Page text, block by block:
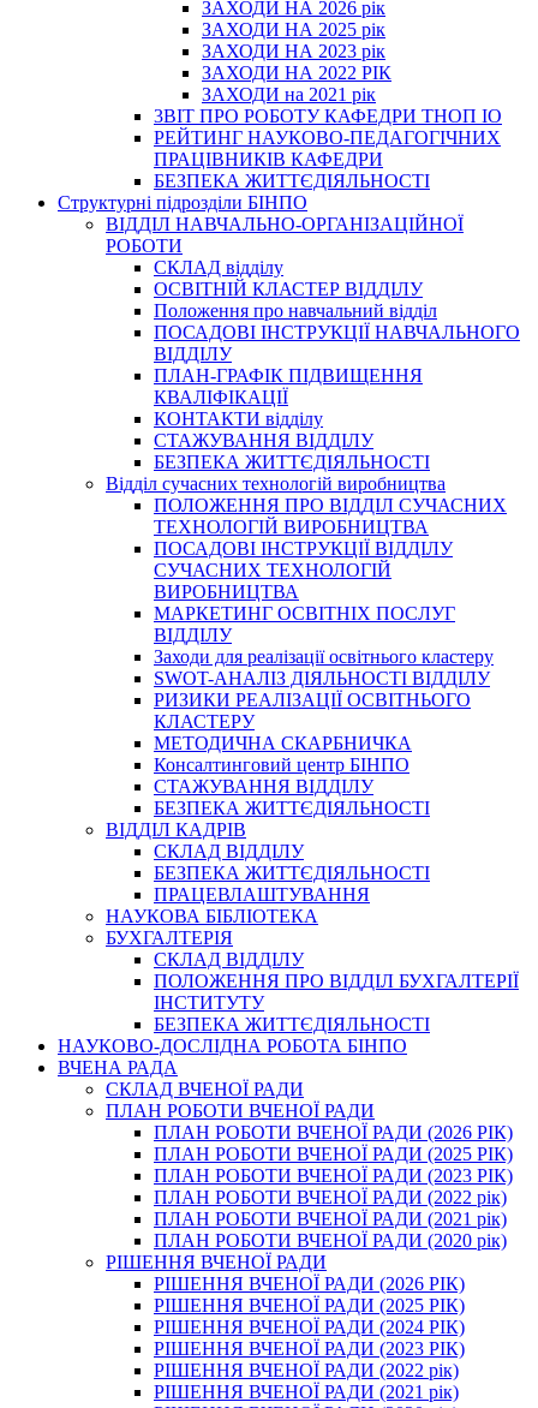
ЗАХОДИ НА 2026 рік
ЗАХОДИ НА 2025 рік
ЗАХОДИ НА 2023 рік
ЗАХОДИ НА 2022 РІК
ЗАХОДИ на 2021 рік
3BIT ПРО РОБОТУ КАФЕДРИ ТНОП ІО
РЕЙТИНГ НАУКОВО-ПЕДАГОГІЧНИХ
ПРАЦІВНИКІВ КАФЕДРИ
БЕЗПЕКА ЖИТТЄДІЯЛЬНОСТІ
Структурні підрозділи БІНПО
ВІДДІЛ НАВЧАЛЬНО-ОРГАНІЗАЦІЙНОЇ
РОБОТИ
СКЛАД відділу
ОСВІТНІЙ КЛАСТЕР ВІДДІЛУ
Положення про навчальний вiддiл
ПОСАДОВІ ІНСТРУКЦІЇ НАВЧАЛЬНОГО
ВІДДІЛУ
ПЛАН-ГРАФІК ПІДВИЩЕННЯ
КВАЛІФІКАЦІЇ
КОНТАКТИ відділу
СТАЖУВАННЯ ВІДДІЛУ
БЕЗПЕКА ЖИТТЄДІЯЛЬНОСТІ
Відділ сучасних технологій виробництва
ПОЛОЖЕННЯ ПРО ВІДДІЛ СУЧАСНИХ
ТЕХНОЛОГІЙ ВИРОБНИЦТВА
ПОСАДОВІ ІНСТРУКЦІЇ ВІДДІЛУ
СУЧАСНИХ ТЕХНОЛОГІЙ
ВИРОБНИЦТВА
МАРКЕТИНГ ОСВІТНІХ ПОСЛУГ
ВІДДІЛУ
Заходи для реалізації освітнього кластеру
SWOT-АНАЛІЗ ДІЯЛЬНОСТІ ВІДДІЛУ
РИЗИКИ РЕАЛІЗАЦІЇ ОСВІТНЬОГО
КЛАСТЕРУ
МЕТОДИЧНА СКАРБНИЧКА
Консалтинговий центр БІНПО
СТАЖУВАННЯ ВІДДІЛУ
БЕЗПЕКА ЖИТТЄДІЯЛЬНОСТІ
ВІДДІЛ КАДРІВ
СКЛАД ВІДДІЛУ
БЕЗПЕКА ЖИТТЄДІЯЛЬНОСТІ
ПРАЦЕВЛАШТУВАННЯ
НАУКОВА БІБЛІОТЕКА
БУХГАЛТЕРІЯ
СКЛАД ВІДДІЛУ
ПОЛОЖЕННЯ ПРО ВІДДІЛ БУХГАЛТЕРІЇ
ІНСТИТУТУ
БЕЗПЕКА ЖИТТЄДІЯЛЬНОСТІ
НАУКОВО-ДОСЛІДНА РОБОТА БІНПО
ВЧЕНА РАДА
СКЛАД ВЧЕНОЇ РАДИ
ПЛАН РОБОТИ ВЧЕНОЇ РАДИ
ПЛАН РОБОТИ ВЧЕНОЇ РАДИ (2026 РІК)
ПЛАН РОБОТИ ВЧЕНОЇ РАДИ (2025 РІК)
ПЛАН РОБОТИ ВЧЕНОЇ РАДИ (2023 РІК)
ПЛАН РОБОТИ ВЧЕНОЇ РАДИ (2022 рік)
ПЛАН РОБОТИ ВЧЕНОЇ РАДИ (2021 рік)
ПЛАН РОБОТИ ВЧЕНОЇ РАДИ (2020 рік)
РІШЕННЯ ВЧЕНОЇ РАДИ
РІШЕННЯ ВЧЕНОЇ РАДИ (2026 РІК)
РІШЕННЯ ВЧЕНОЇ РАДИ (2025 РІК)
РІШЕННЯ ВЧЕНОЇ РАДИ (2024 РІК)
РІШЕННЯ ВЧЕНОЇ РАДИ (2023 РІК)
РІШЕННЯ ВЧЕНОЇ РАДИ (2022 рік)
РІШЕННЯ ВЧЕНОЇ РАДИ (2021 рік)